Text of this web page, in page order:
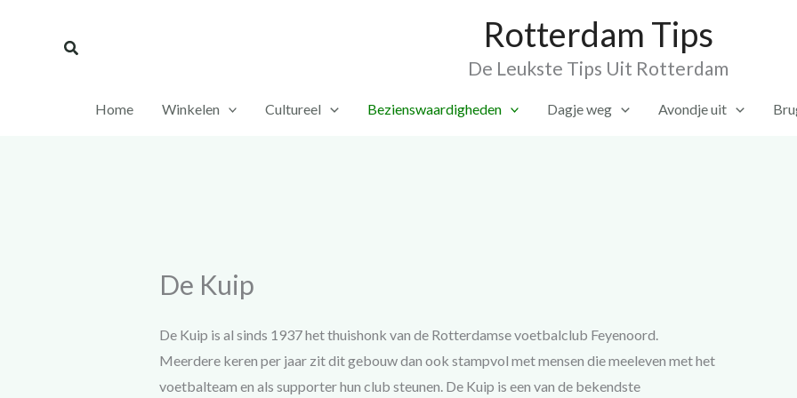
Zoeken Rotterdam Tips
De Leukste Tips Uit Rotterdam
Home Winkelen Cultureel Bezienswaardigheden Dagje weg Avondje uit
De Kuip
De Kuip is al sinds 1937 het thuishonk van de Rotterdamse voetbalclub Feyenoord.
Meerdere keren per jaar zit dit gebouw dan ook stampvol met mensen die meeleven met het
voetbalteam en als supporter hun club steunen. De Kuip is een van de bekendste